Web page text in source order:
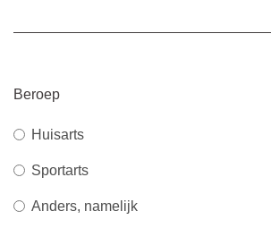
Beroep
Huisarts
Sportarts
Anders, namelijk